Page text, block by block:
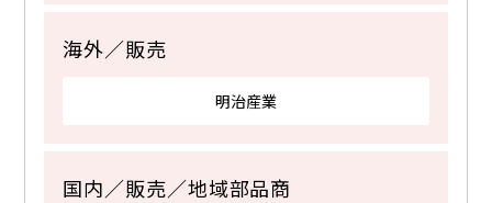
海外／販売
明治産業
国内／販売／地域部品商